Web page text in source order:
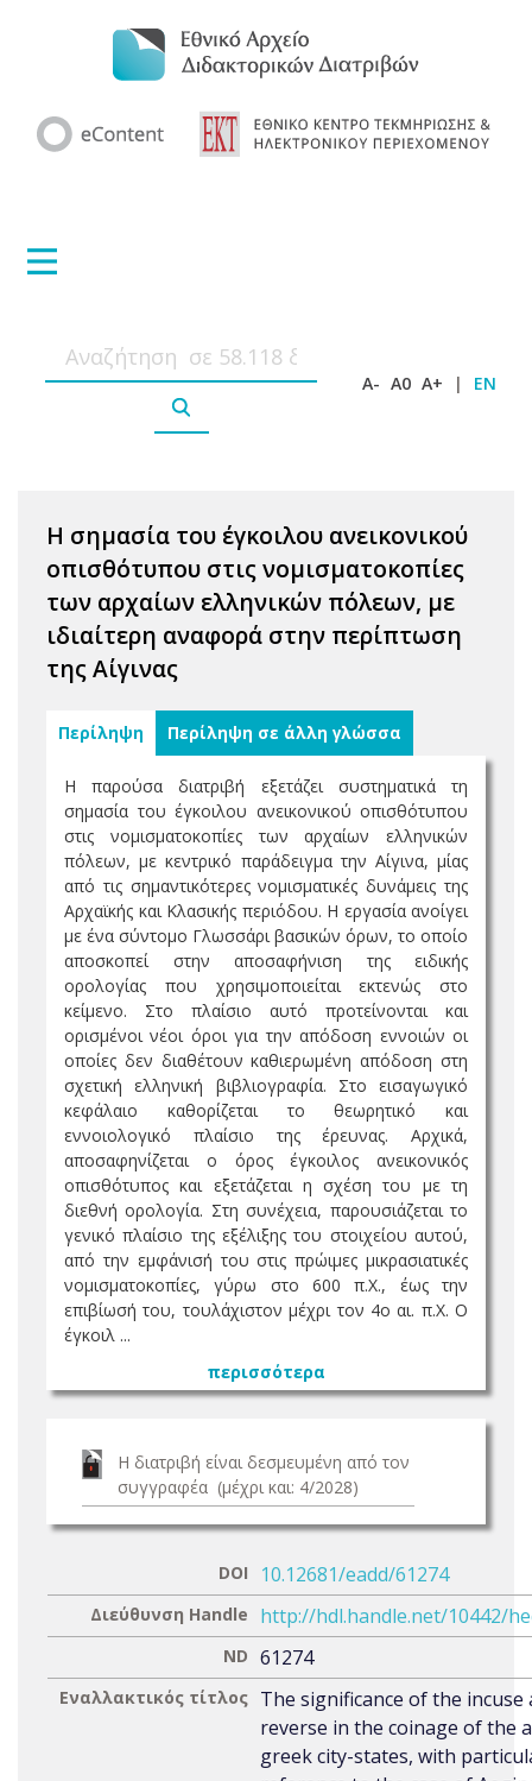
A- A0 A+ | EN
Η σημασία του έγκοιλου ανεικονικού
οπισθότυπου στις νομισματοκοπίες
των αρχαίων ελληνικών πόλεων, με
ιδιαίτερη αναφορά στην περίπτωση
της Αίγινας
Περίληψη Περίληψη σε άλλη γλώσσα
Η παρούσα διατριβή εξετάζει συστηματικά τη
σημασία του έγκοιλου ανεικονικού οπισθότυπου
στις νομισματοκοπίες των αρχαίων ελληνικών
πόλεων, με κεντρικό παράδειγμα την Αίγινα, μίας
από τις σημαντικότερες νομισματικές δυνάμεις της
Αρχαϊκής και Κλασικής περιόδου. Η εργασία ανοίγει
με ένα σύντομο Γλωσσάρι βασικών όρων, το οποίο
αποσκοπεί στην αποσαφήνιση της ειδικής
ορολογίας που χρησιμοποιείται εκτενώς στο
κείμενο. Στο πλαίσιο αυτό προτείνονται και
ορισμένοι νέοι όροι για την απόδοση εννοιών οι
οποίες δεν διαθέτουν καθιερωμένη απόδοση στη
σχετική ελληνική βιβλιογραφία. Στο εισαγωγικό
κεφάλαιο καθορίζεται το θεωρητικό και
εννοιολογικό πλαίσιο της έρευνας. Αρχικά,
αποσαφηνίζεται ο όρος έγκοιλος ανεικονικός
οπισθότυπος και εξετάζεται η σχέση του με τη
διεθνή ορολογία. Στη συνέχεια, παρουσιάζεται το
γενικό πλαίσιο της εξέλιξης του στοιχείου αυτού,
από την εμφάνισή του στις πρώιμες μικρασιατικές
νομισματοκοπίες, γύρω στο 600 π.Χ., έως την
επιβίωσή του, τουλάχιστον μέχρι τον 4ο αι. π.Χ. Ο
έγκοιλ ...
περισσότερα
Η διατριβή είναι δεσμευμένη από τον
συγγραφέα (μέχρι και: 4/2028)
DOI 10.12681/eadd/61274
Διεύθυνση Handle http://hdl.handle.net/10442/
ND 61274
Εναλλακτικός τίτλος The significance of the incuse
reverse in the coinage of the
greek city-states, with